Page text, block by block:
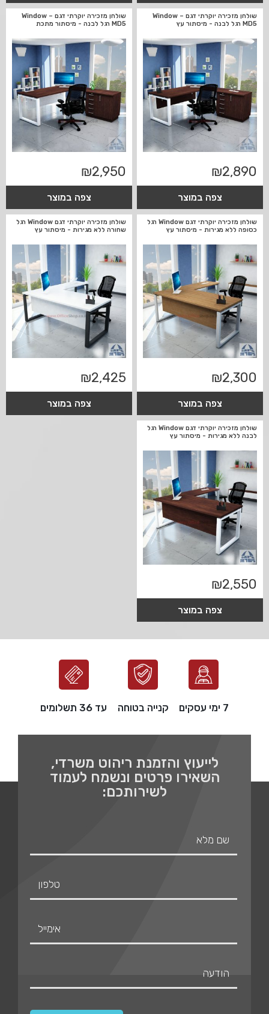
שולחן מזכירה יוקרתי דגם Window –
MD5 רגל לבנה - מיסתור עץ
₪2,890
צפה במוצר
שולחן מזכירה יוקרתי דגם Window –
MD5 רגל לבנה - מיסתור מתכת
₪2,950
צפה במוצר
שולחן מזכירה יוקרתי דגם Window רגל
כסופה ללא מגירות - מיסתור עץ
₪2,300
צפה במוצר
שולחן מזכירה יוקרתי דגם Window רגל
שחורה ללא מגירות - מיסתור עץ
₪2,425
צפה במוצר
שולחן מזכירה יוקרתי דגם Window רגל
לבנה ללא מגירות - מיסתור עץ
₪2,550
צפה במוצר
7 ימי עסקים קנייה בטוחה עד 36 תשלומים
לייעוץ והזמנת ריהוט משרדי,
השאירו פרטים ונשמח לעמוד
לשירותכם: